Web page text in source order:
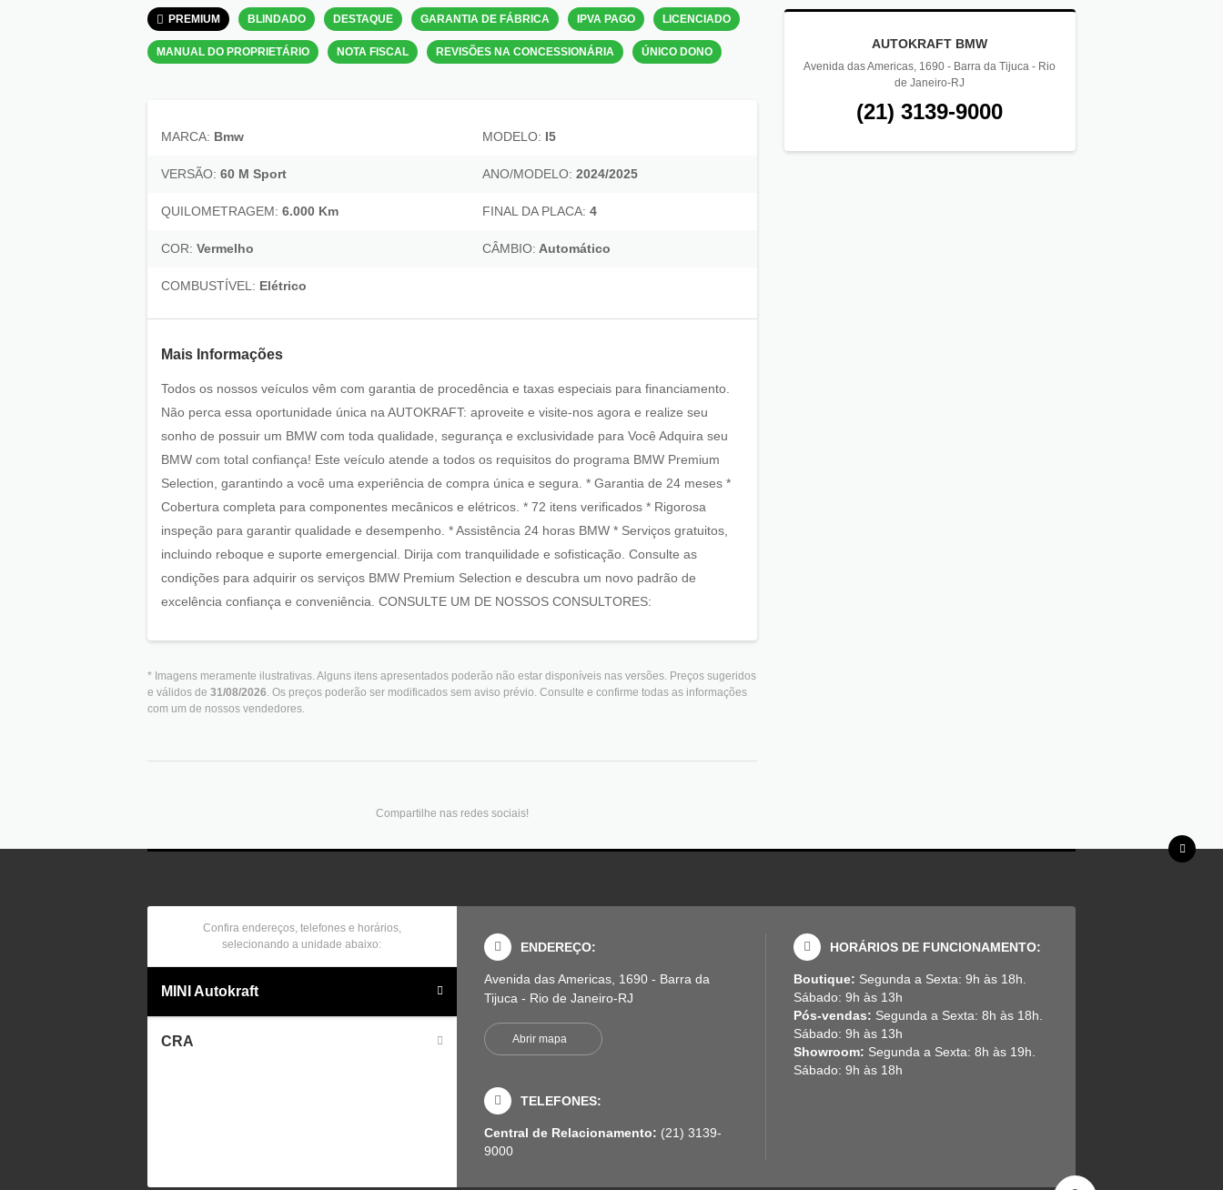
PREMIUM BLINDADO DESTAQUE GARANTIA DE FÁBRICA IPVA PAGO LICENCIADO
MANUAL DO PROPRIETÁRIO NOTA FISCAL REVISÕES NA CONCESSIONÁRIA ÚNICO DONO
MARCA: Bmw MODELO: I5
VERSÃO: 60 M Sport ANO/MODELO: 2024/2025
QUILOMETRAGEM: 6.000 Km FINAL DA PLACA: 4
COR: Vermelho CÂMBIO: Automático
COMBUSTÍVEL: Elétrico
Mais Informações
Todos os nossos veículos vêm com garantia de procedência e taxas especiais para financiamento.
Não perca essa oportunidade única na AUTOKRAFT: aproveite e visite-nos agora e realize seu
sonho de possuir um BMW com toda qualidade, segurança e exclusividade para Você Adquira seu
BMW com total confiança! Este veículo atende a todos os requisitos do programa BMW Premium
Selection, garantindo a você uma experiência de compra única e segura. * Garantia de 24 meses *
Cobertura completa para componentes mecânicos e elétricos. * 72 itens verificados * Rigorosa
inspeção para garantir qualidade e desempenho. * Assistência 24 horas BMW * Serviços gratuitos,
incluindo reboque e suporte emergencial. Dirija com tranquilidade e sofisticação. Consulte as
condições para adquirir os serviços BMW Premium Selection e descubra um novo padrão de
excelência confiança e conveniência. CONSULTE UM DE NOSSOS CONSULTORES:
* Imagens meramente ilustrativas. Alguns itens apresentados poderão não estar disponíveis nas versões. Preços sugeridos
e válidos de 31/08/2026 . Os preços poderão ser modificados sem aviso prévio. Consulte e confirme todas as informações
com um de nossos vendedores.
Compartilhe nas redes sociais!
AUTOKRAFT BMW
Avenida das Americas, 1690 - Barra da Tijuca - Rio
de Janeiro-RJ
(21) 3139-9000
Confira endereços, telefones e horários,
selecionando a unidade abaixo:
MINI Autokraft
CRA
ENDEREÇO:
Avenida das Americas, 1690 - Barra da
Tijuca - Rio de Janeiro-RJ
Abrir mapa
TELEFONES:
Central de Relacionamento: (21) 3139-
9000
HORÁRIOS DE FUNCIONAMENTO:
Boutique: Segunda a Sexta: 9h às 18h.
Sábado: 9h às 13h
Pós-vendas: Segunda a Sexta: 8h às 18h.
Sábado: 9h às 13h
Showroom: Segunda a Sexta: 8h às 19h.
Sábado: 9h às 18h